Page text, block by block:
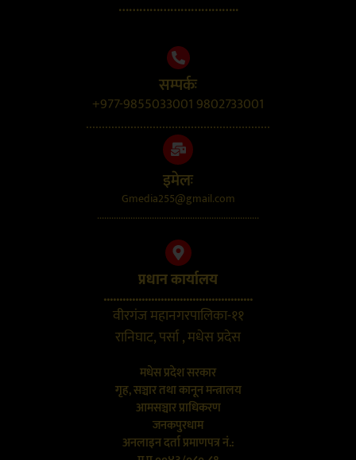
……………………………..
सम्पर्कः
+977-9855033001 9802733001
..........................................................
इमेलः
Gmedia255@gmail.com
....................................................................
प्रधान कार्यालय
...............................................
वीरगंज महानगरपालिका-११
रानिघाट, पर्सा , मधेस प्रदेस
मधेस प्रदेश सरकार
गृह, सञ्चार तथा कानून मन्त्रालय
आमसञ्चार प्राधिकरण
जनकपुरधाम
अनलाइन दर्ता प्रमाणपत्र नं.: